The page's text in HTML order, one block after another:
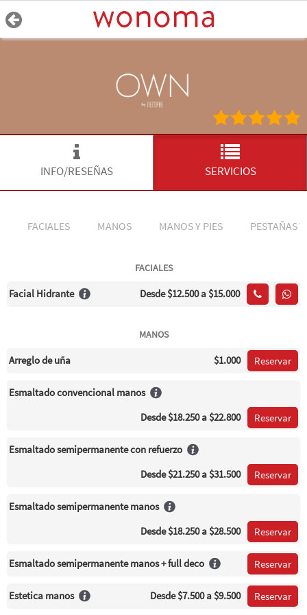
INFO/RESEÑAS SERVICIOS
FACIALES MANOS MANOS Y PIES PESTAÑAS
FACIALES
Facial Hidrante Desde$12.500a $15.000
MANOS
Arreglo de uña $1.000 Reservar
Esmaltado convencional manos
Desde$18.250a $22.800 Reservar
Esmaltado semipermanente con refuerzo
Desde$21.250a $31.500 Reservar
Esmaltado semipermanente manos
Desde$18.250a $28.500 Reservar
Esmaltado semipermanente manos + full deco Reservar
Estetica manos Desde$7.500a $9.500 Reservar